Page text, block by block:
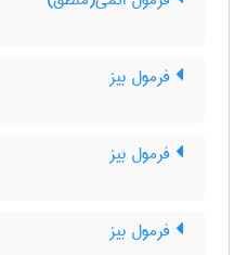
فرمول بیز
فرمول بیز
فرمول بیز